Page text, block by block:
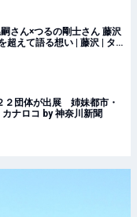
さん×つるの剛士さん 藤沢
超えて語る想い | 藤沢 | タ
２団体が出展 姉妹都市・
ナロコ by 神奈川新聞